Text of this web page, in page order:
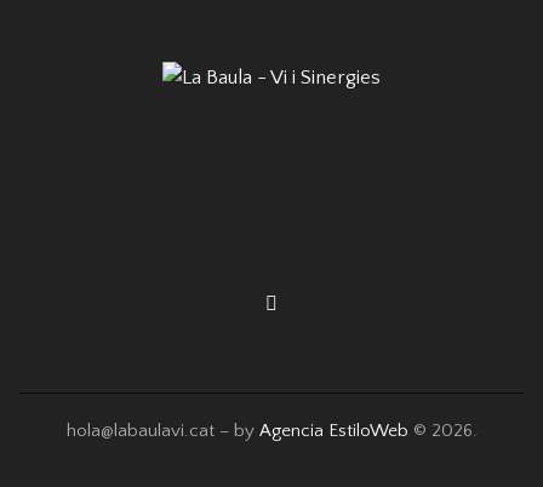
hola@labaulavi.cat – by Agencia EstiloWeb © 2026.